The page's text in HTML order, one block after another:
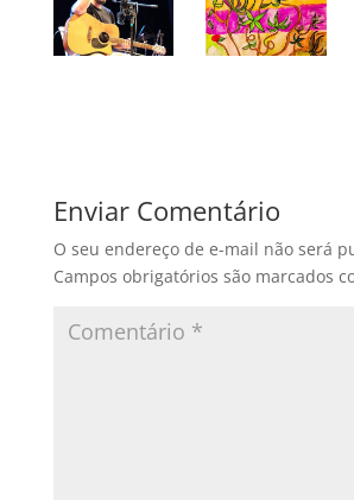
Enviar Comentário
O seu endereço de e-mail não será
Campos obrigatórios são marcados